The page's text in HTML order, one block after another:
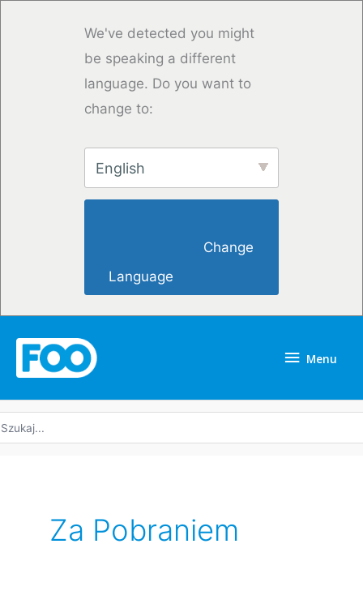
We've detected you might
be speaking a different
language. Do you want to
change to:
English
Language
Menu
Za Pobraniem